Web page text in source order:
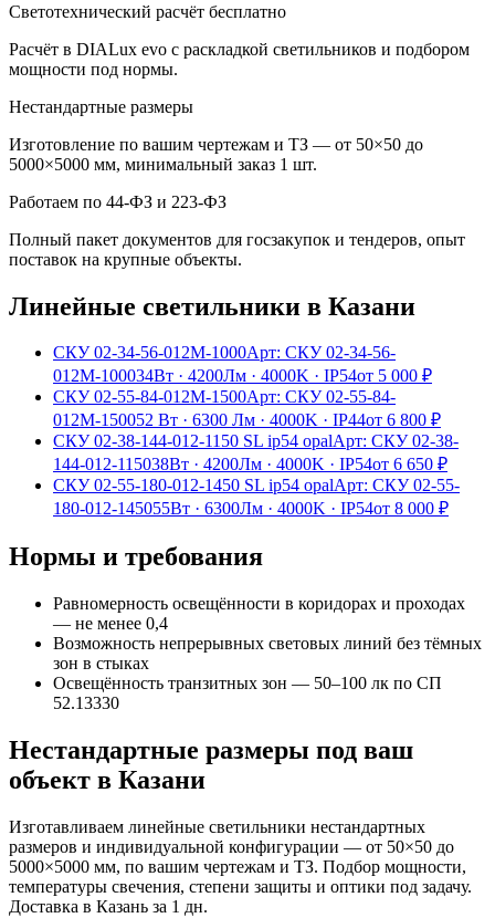
Светотехнический расчёт бесплатно
Расчёт в DIALux evo с раскладкой светильников и подбором
мощности под нормы.
Нестандартные размеры
Изготовление по вашим чертежам и ТЗ — от 50×50 до
5000×5000 мм, минимальный заказ 1 шт.
Работаем по 44-ФЗ и 223-ФЗ
Полный пакет документов для госзакупок и тендеров, опыт
поставок на крупные объекты.
Линейные светильники в Казани
СКУ 02-34-56-012М-1000Арт: СКУ 02-34-56-
012М-100034Вт · 4200Лм · 4000K · IP54от 5 000 ₽
СКУ 02-55-84-012М-1500Арт: СКУ 02-55-84-
012М-150052 Вт · 6300 Лм · 4000K · IP44от 6 800 ₽
СКУ 02-38-144-012-1150 SL ip54 opalАрт: СКУ 02-38-
144-012-115038Вт · 4200Лм · 4000K · IP54от 6 650 ₽
СКУ 02-55-180-012-1450 SL ip54 opalАрт: СКУ 02-55-
180-012-145055Вт · 6300Лм · 4000K · IP54от 8 000 ₽
Нормы и требования
Равномерность освещённости в коридорах и проходах
— не менее 0,4
Возможность непрерывных световых линий без тёмных
зон в стыках
Освещённость транзитных зон — 50–100 лк по СП
52.13330
Нестандартные размеры под ваш
объект в Казани
Изготавливаем линейные светильники нестандартных
размеров и индивидуальной конфигурации — от 50×50 до
5000×5000 мм, по вашим чертежам и ТЗ. Подбор мощности,
температуры свечения, степени защиты и оптики под задачу.
Доставка в Казань за 1 дн.